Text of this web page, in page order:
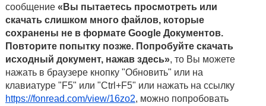
сообщение «Вы пытаетесь просмотреть или
скачать слишком много файлов, которые
сохранены не в формате Google Документов.
Повторите попытку позже. Попробуйте скачать
исходный документ, нажав здесь», то Вы можете
нажать в браузере кнопку "Обновить" или на
клавиатуре "F5" или "Ctrl+F5" или нажать на ссылку
https://fonread.com/view/16zo2, можно попробовать